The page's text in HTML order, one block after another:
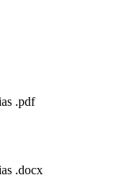
.pdf
.docx